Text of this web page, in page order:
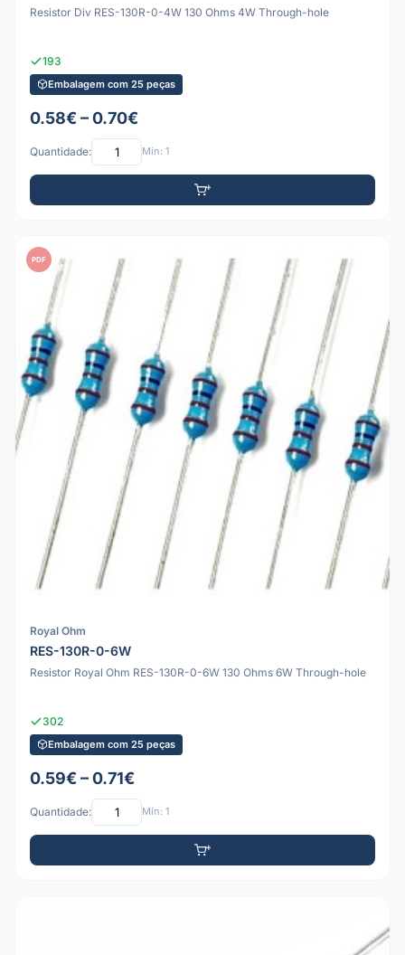
Resistor Div RES-130R-0-4W 130 Ohms 4W Through-hole
193
Embalagem com 25 peças
0.58€ – 0.70€
Quantidade: Mín: 1
PDF
Royal Ohm
RES-130R-0-6W
Resistor Royal Ohm RES-130R-0-6W 130 Ohms 6W Through-hole
302
Embalagem com 25 peças
0.59€ – 0.71€
Quantidade: Mín: 1